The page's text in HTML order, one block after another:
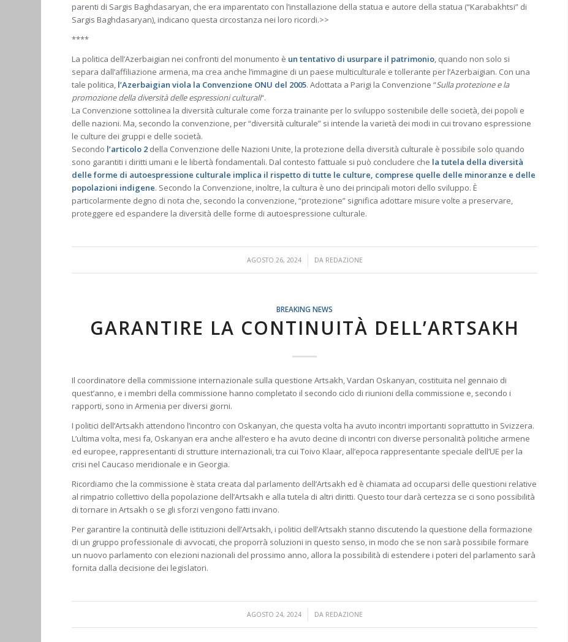
parenti di Sargis Baghdasaryan, che era imparentato con l’installazione della statua e autore della statua (“Karabakhtsi” di
Sargis Baghdasaryan), indicano questa circostanza nei loro ricordi.>>
****
La politica dell’Azerbaigian nei confronti del monumento è un tentativo di usurpare il patrimonio, quando non solo si
separa dall’affiliazione armena, ma crea anche l’immagine di un paese multiculturale e tollerante per l’Azerbaigian. Con una
tale politica, l’Azerbaigian viola la Convenzione ONU del 2005. Adottata a Parigi la Convenzione “Sulla protezione e la
promozione della diversità delle espressioni culturali“.
La Convenzione sottolinea la diversità culturale come forza trainante per lo sviluppo sostenibile delle società, dei popoli e
delle nazioni. Ma, secondo la convenzione, per “diversità culturale” si intende la varietà dei modi in cui trovano espressione
le culture dei gruppi e delle società.
Secondo l’articolo 2 della Convenzione delle Nazioni Unite, la protezione della diversità culturale è possibile solo quando
sono garantiti i diritti umani e le libertà fondamentali. Dal contesto fattuale si può concludere che la tutela della diversità
delle forme di autoespressione culturale implica il rispetto di tutte le culture, comprese quelle delle minoranze e delle
popolazioni indigene. Secondo la Convenzione, inoltre, la cultura è uno dei principali motori dello sviluppo. È
particolarmente degno di nota che, secondo la convenzione, “protezione” significa adottare misure volte a preservare,
proteggere ed espandere la diversità delle forme di autoespressione culturale.
AGOSTO 26, 2024
/ DA REDAZIONE
BREAKING NEWS
GARANTIRE LA CONTINUITÀ DELL’ARTSAKH
Il coordinatore della commissione internazionale sulla questione Artsakh, Vardan Oskanyan, costituita nel gennaio di
quest’anno, e i membri della commissione hanno completato il secondo ciclo di riunioni della commissione e, secondo i
rapporti, sono in Armenia per diversi giorni.
I politici dell’Artsakh attendono l’incontro con Oskanyan, che questa volta ha avuto incontri importanti soprattutto in Svizzera.
L’ultima volta, mesi fa, Oskanyan era anche all’estero e ha avuto decine di incontri con diverse personalità politiche armene
ed europee, rappresentanti di strutture internazionali, tra cui Toivo Klaar, all’epoca rappresentante speciale dell’UE per la
crisi nel Caucaso meridionale e in Georgia.
Ricordiamo che la commissione è stata creata dal parlamento dell’Artsakh ed è chiamata ad occuparsi delle questioni relative
al rimpatrio collettivo della popolazione dell’Artsakh e alla tutela di altri diritti. Questo tour darà certezza se ci sono possibilità
di tornare in Artsakh o se gli sforzi vengono fatti invano.
Per garantire la continuità delle istituzioni dell’Artsakh, i politici dell’Artsakh stanno discutendo la questione della formazione
di un gruppo professionale di avvocati, che proporrà soluzioni in questo senso, in modo che se non sarà possibile formare
un nuovo parlamento con elezioni nazionali del prossimo anno, allora la possibilità di estendere i poteri del parlamento sarà
fornita dalla decisione dei legislatori.
AGOSTO 24, 2024
/ DA REDAZIONE